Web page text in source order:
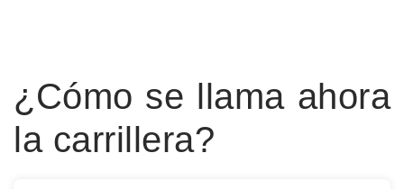
¿Cómo se llama ahora
la carrillera?